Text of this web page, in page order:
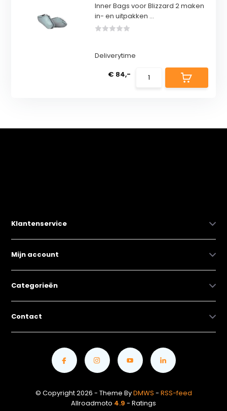
Inner Bags voor Blizzard 2 maken
in- en uitpakken ...
Deliverytime
€ 84,-
Klantenservice
Mijn account
Categorieën
Contact
© Copyright 2026 - Theme ByDMWS - RSS-feed
Allroadmoto 4.9 - Ratings